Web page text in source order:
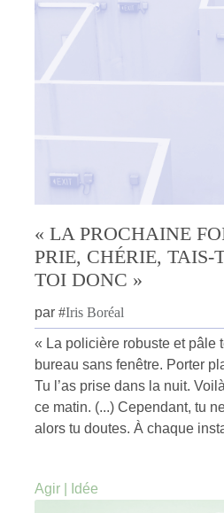
« LA PROCHAINE
PRIE, CHÉRIE,
TOI DONC »
par #Iris Boréal
« La policière robuste et pâle
bureau sans fenêtre. Porter
Tu l’as prise dans la nuit.
ce matin. (...) Cependant, tu
alors tu doutes. À chaque
Agir Idée